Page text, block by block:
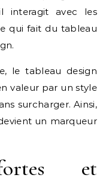
interagit avec les
qui fait du tableau
le tableau design
valeur par un style
surcharger. Ainsi,
un marqueur
et